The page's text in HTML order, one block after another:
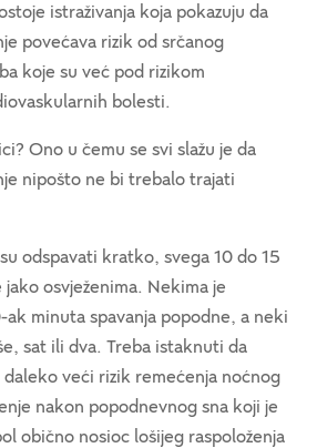
istraživanja koja pokazuju da
povećava rizik od srčanog
koje su već pod rizikom
bolesti.
Ono u čemu se svi slažu je da
nipošto ne bi trebalo trajati
odspavati kratko, svega 10 do 15
osvježenima. Nekima je
minuta spavanja popodne, a neki
sat ili dva. Treba istaknuti da
veći rizik remećenja noćnog
nakon popodnevnog sna koji je
obično nosioc lošijeg raspoloženja